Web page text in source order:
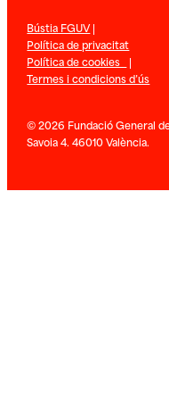
Bústia FGUV|
Política de privacitat
Política de cookies |
Termes i condicions d’ús
© 2026 Fundació General
Savoia 4. 46010 València.